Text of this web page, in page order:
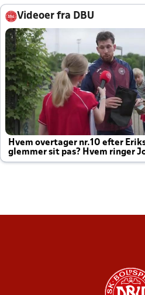
Videoer fra DBU
Hvem overtager nr.10 efter
glemmer sit pas? Hvem ringer
altid til efter kampe?